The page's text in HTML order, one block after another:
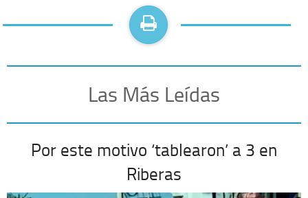
Las Más Leídas
Por este motivo ‘tablearon’ a 3 en
Riberas